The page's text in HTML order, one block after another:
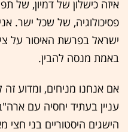
איזה כישלון של דמיון, של
פסיכולוגיה, של שכל ישר.
ישראל בפרשת האיסור על
באמת מנסה להבין.
אם אנחנו מניחים, ומדוע
עניין בעתיד יחסיה עם
הישגים היסטוריים בני